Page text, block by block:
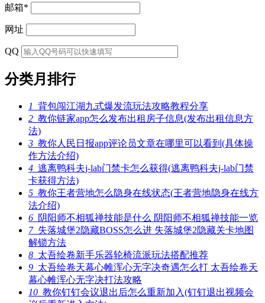
邮箱*
网址
QQ
分类月排行
1 背包闯江湖九式爆发流玩法攻略教程分享
2 教你链家app怎么发布出租房子信息(发布出租信息方
法)
3 教你人民日报app评论员文章在哪里可以看到(具体操
作方法介绍)
4 逃离鸭科夫j-lab门禁卡怎么获得(逃离鸭科夫j-lab门禁
卡获得方法)
5 教你王者营地怎么隐身在线状态(王者营地隐身在线方
法介绍)
6 阴阳师不相狐禅技能是什么 阴阳师不相狐禅技能一览
7失落城堡2隐藏BOSS怎么进 失落城堡2隐藏关卡地图
解锁方法
8 太吾绘卷新手乐器轮椅流派玩法搭配推荐
9 太吾绘卷天幕心帷浑心无字决奇遇怎么打 太吾绘卷天
幕心帷浑心无字决打法攻略
10 教你钉钉会议退出后怎么重新加入(钉钉退出视频会